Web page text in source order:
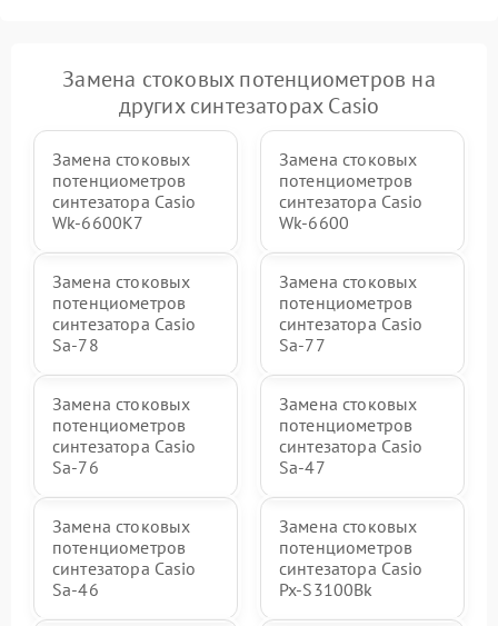
Замена стоковых потенциометров на
других синтезаторах Casio
Замена стоковых
потенциометров
синтезатора Casio
Wk-6600K7
Замена стоковых
потенциометров
синтезатора Casio
Wk-6600
Замена стоковых
потенциометров
синтезатора Casio
Sa-78
Замена стоковых
потенциометров
синтезатора Casio
Sa-77
Замена стоковых
потенциометров
синтезатора Casio
Sa-76
Замена стоковых
потенциометров
синтезатора Casio
Sa-47
Замена стоковых
потенциометров
синтезатора Casio
Sa-46
Замена стоковых
потенциометров
синтезатора Casio
Px-S3100Bk